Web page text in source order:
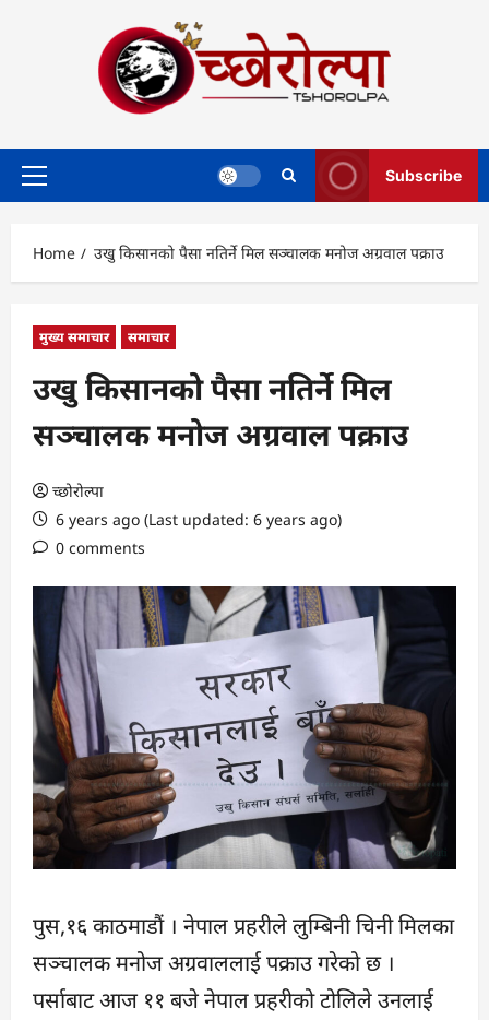
Primary
Subscribe
Home उखु किसानको पैसा नतिर्ने मिल सञ्चालक मनोज अग्रवाल पक्राउ
मुख्य समाचार समाचार
उखु किसानको पैसा नतिर्ने मिल
सञ्चालक मनोज अग्रवाल पक्राउ
च्छोरोल्पा
6 years ago (Last updated: 6 years ago)
0 comments
पुस,१६ काठमाडौं । नेपाल प्रहरीले लुम्बिनी चिनी मिलका
सञ्चालक मनोज अग्रवाललाई पक्राउ गरेको छ ।
पर्साबाट आज ११ बजे नेपाल प्रहरीको टोलिले उनलाई